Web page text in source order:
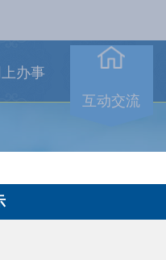
上办事
互动交流